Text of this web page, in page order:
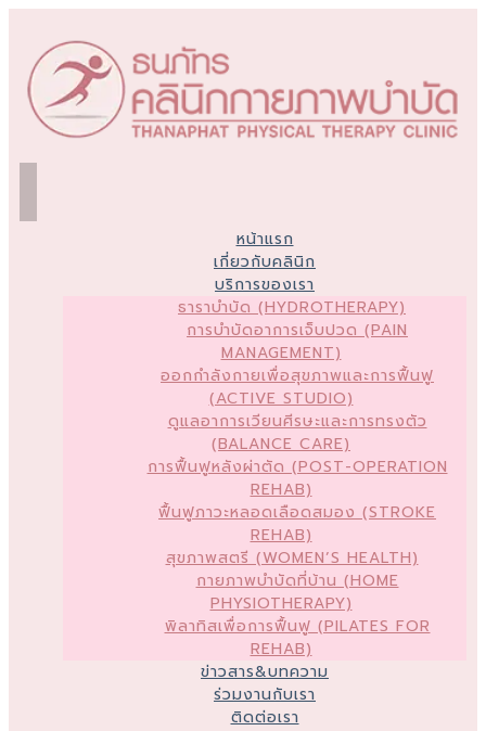
หน้าแรก
เกี่ยวกับคลินิก
บริการของเรา
ธาราบำบัด (HYDROTHERAPY)
การบำบัดอาการเจ็บปวด (PAIN
MANAGEMENT)
ออกกำลังกายเพื่อสุขภาพและการฟื้นฟู
(ACTIVE STUDIO)
ดูแลอาการเวียนศีรษะและการทรงตัว
(BALANCE CARE)
การฟื้นฟูหลังผ่าตัด (POST-OPERATION
REHAB)
ฟื้นฟูภาวะหลอดเลือดสมอง (STROKE
REHAB)
สุขภาพสตรี (WOMEN’S HEALTH)
กายภาพบำบัดที่บ้าน (HOME
PHYSIOTHERAPY)
พิลาทิสเพื่อการฟื้นฟู (PILATES FOR
REHAB)
ข่าวสาร&บทความ
ร่วมงานกับเรา
ติดต่อเรา